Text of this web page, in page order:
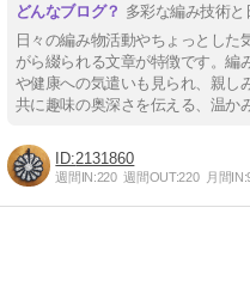
多彩な編み技術
日々の編み物活動やちょっとし
がら綴られる文章が特徴です。編
や健康への気遣いも見られ、親し
共に趣味の奥深さを伝える、温か
2131860
週間IN:220 週間OUT:220 月間IN: